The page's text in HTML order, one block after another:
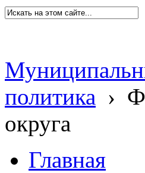
политика ›
округа
Главная